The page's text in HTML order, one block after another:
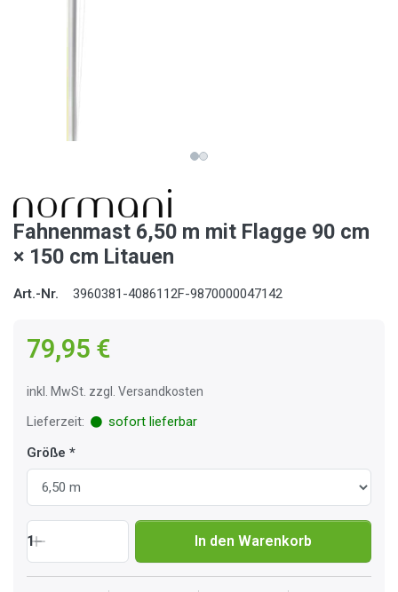
Fahnenmast 6,50 m mit Flagge 90 cm
× 150 cm Litauen
Art.-Nr. 3960381-4086112F-9870000047142
79,95 €
inkl. MwSt. zzgl. Versandkosten
Lieferzeit:
sofort lieferbar
Größe
1 In den Warenkorb